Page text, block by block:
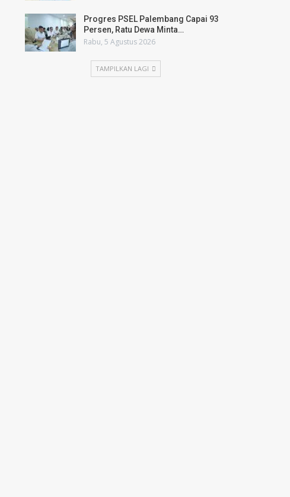
Progres PSEL Palembang Capai 93
Persen, Ratu Dewa Minta…
Rabu, 5 Agustus 2026
TAMPILKAN LAGI